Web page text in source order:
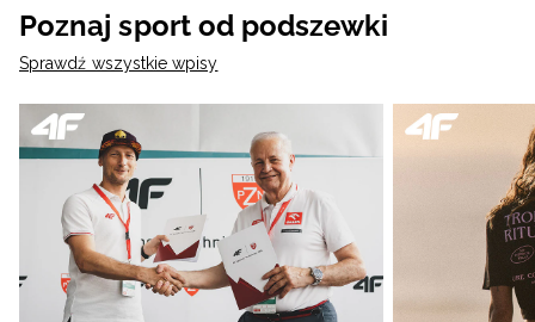
Poznaj sport od podszewki
Sprawdź wszystkie wpisy